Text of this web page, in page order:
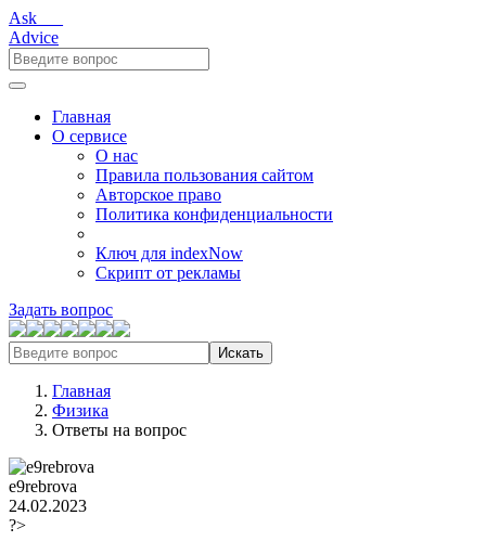
Ask___
Advice
Главная
О сервисе
О нас
Правила пользования сайтом
Авторское право
Политика конфиденциальности
Ключ для indexNow
Скрипт от рекламы
Задать вопрос
Искать
Главная
Физика
Ответы на вопрос
e9rebrova
24.02.2023
?>